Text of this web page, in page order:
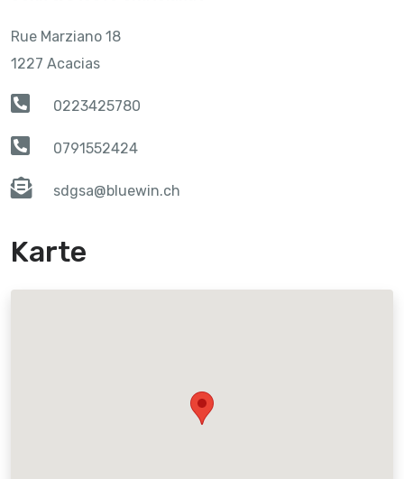
Rue Marziano 18
1227 Acacias
0223425780
0791552424
sdgsa@bluewin.ch
Karte